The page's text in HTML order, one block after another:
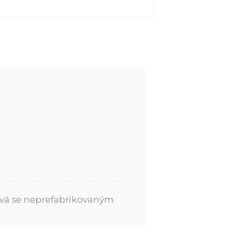
se neprefabrikovaným